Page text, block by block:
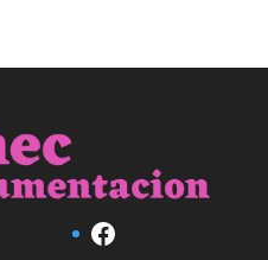
Facebook